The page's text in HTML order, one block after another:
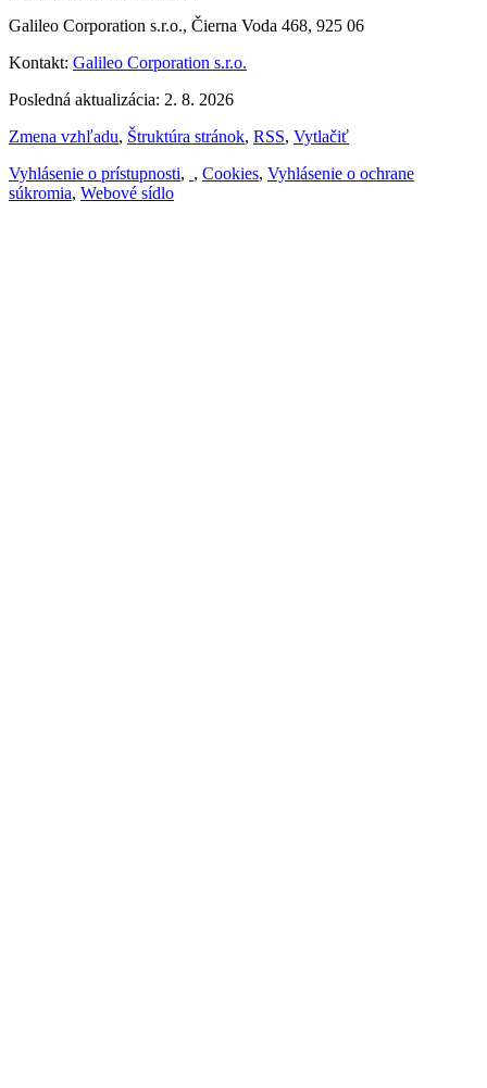
Galileo Corporation s.r.o., Čierna Voda 468, 925 06
Kontakt: Galileo Corporation s.r.o.
Posledná aktualizácia: 2. 8. 2026
Zmena vzhľadu, Štruktúra stránok, RSS, Vytlačiť
Vyhlásenie o prístupnosti, , Cookies, Vyhlásenie o ochrane
súkromia, Webové sídlo